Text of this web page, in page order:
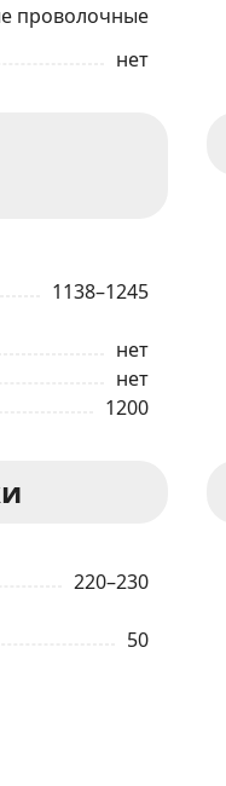
проволочные
нет
1138–1245
нет
нет
1200
220–230
50